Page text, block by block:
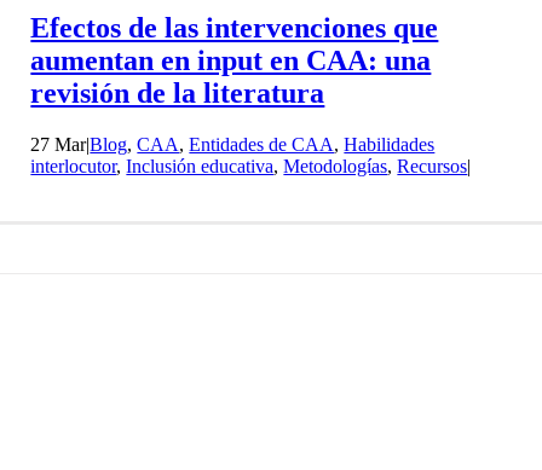
Efectos de las intervenciones que
aumentan en input en CAA: una
revisión de la literatura
27 Mar|Blog,CAA,Entidades de CAA,Habilidades
interlocutor,Inclusión educativa,Metodologías,Recursos|